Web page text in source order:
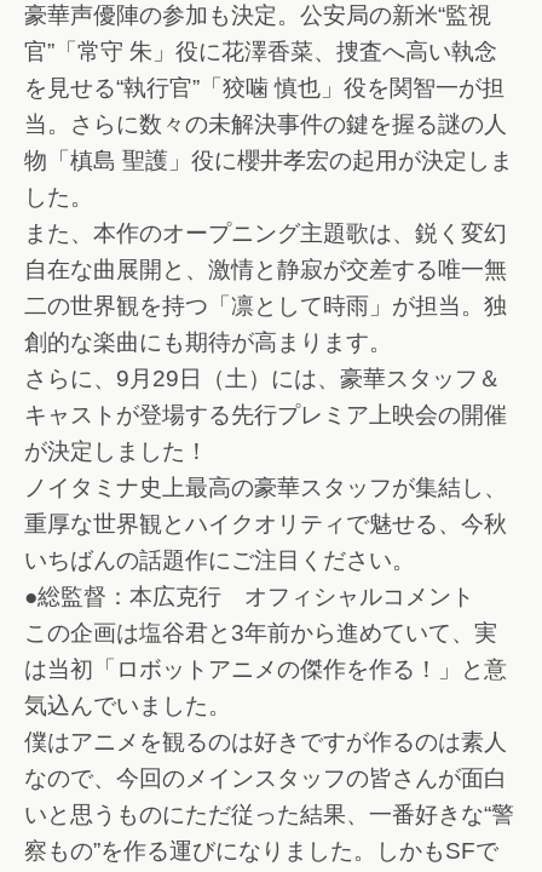
豪華声優陣の参加も決定。公安局の新米“監視
官”「常守 朱」役に花澤香菜、捜査へ高い執念
を見せる“執行官”「狡噛 慎也」役を関智一が担
当。さらに数々の未解決事件の鍵を握る謎の人
物「槙島 聖護」役に櫻井孝宏の起用が決定しま
した。
また、本作のオープニング主題歌は、鋭く変幻
自在な曲展開と、激情と静寂が交差する唯一無
二の世界観を持つ「凛として時雨」が担当。独
創的な楽曲にも期待が高まります。
さらに、9月29日（土）には、豪華スタッフ＆
キャストが登場する先行プレミア上映会の開催
が決定しました！
ノイタミナ史上最高の豪華スタッフが集結し、
重厚な世界観とハイクオリティで魅せる、今秋
いちばんの話題作にご注目ください。
●総監督：本広克行 オフィシャルコメント
この企画は塩谷君と3年前から進めていて、実
は当初「ロボットアニメの傑作を作る！」と意
気込んでいました。
僕はアニメを観るのは好きですが作るのは素人
なので、今回のメインスタッフの皆さんが面白
いと思うものにただ従った結果、一番好きな“警
察もの”を作る運びになりました。しかもSFで